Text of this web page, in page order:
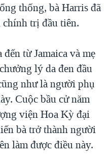
thống, bà Harris đã
trị đầu tiên.
từ Jamaica và mẹ
lý da đen đầu
như là người phụ
Cuộc bầu cử năm
viện Hoa Kỳ đại
bà trở thành người
làm được điều này.